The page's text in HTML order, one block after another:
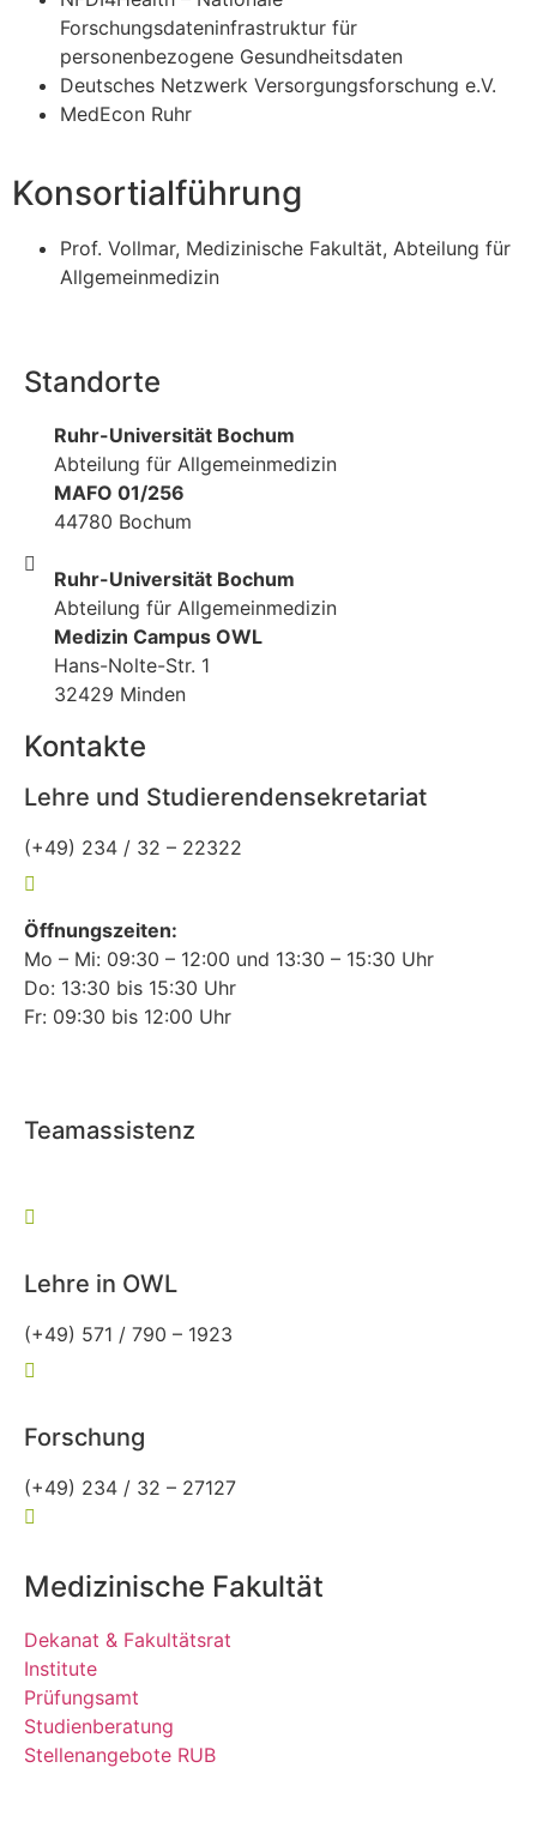
Forschungsdateninfrastruktur für
personenbezogene Gesundheitsdaten
Deutsches Netzwerk Versorgungsforschung e.V.
MedEcon Ruhr
Konsortialführung
Prof. Vollmar, Medizinische Fakultät, Abteilung für
Allgemeinmedizin
Standorte
Ruhr-Universität Bochum
Abteilung für Allgemeinmedizin
MAFO 01/256
44780 Bochum
Ruhr-Universität Bochum
Abteilung für Allgemeinmedizin
Medizin Campus OWL
Hans-Nolte-Str. 1
32429 Minden
Kontakte
Lehre und Studierendensekretariat
(+49) 234 / 32 – 22322
Öffnungszeiten:
Mo – Mi: 09:30 – 12:00 und 13:30 – 15:30 Uhr
Do: 13:30 bis 15:30 Uhr
Fr: 09:30 bis 12:00 Uhr
Teamassistenz
Lehre in OWL
(+49) 571 / 790 – 1923
Forschung
(+49) 234 / 32 – 27127
Medizinische Fakultät
Dekanat & Fakultätsrat
Institute
Prüfungsamt
Studienberatung
Stellenangebote RUB